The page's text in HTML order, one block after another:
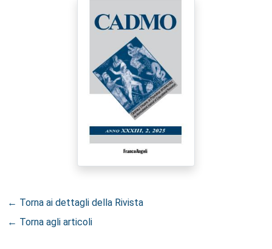
← Torna ai dettagli della Rivista
← Torna agli articoli